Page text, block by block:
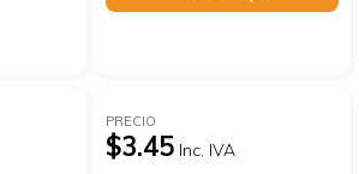
PRECIO
$3.45 Inc. IVA